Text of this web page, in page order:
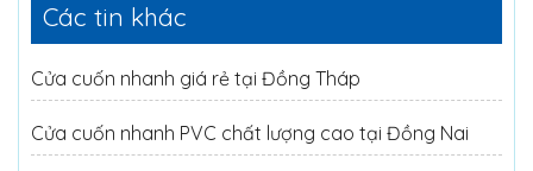
Các tin khác
Cửa cuốn nhanh giá rẻ tại Đồng Tháp
Cửa cuốn nhanh PVC chất lượng cao tại Đồng Nai